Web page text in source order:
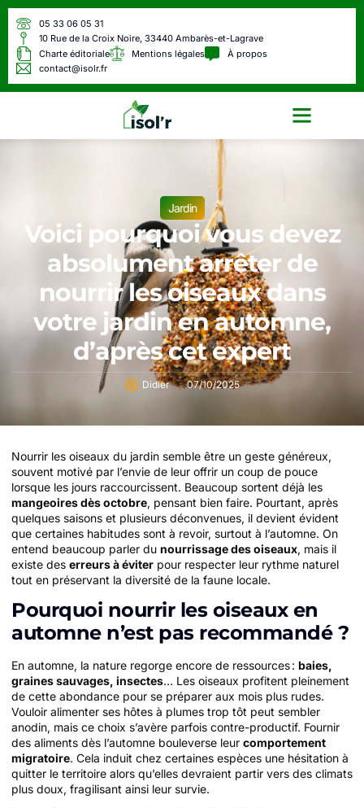
05 33 06 05 31
10 Rue de la Croix Noire, 33440 Ambarès-et-Lagrave
Charte éditoriale
Mentions légales
À propos
contact@isolr.fr
Jardin
Voici pourquoi vous devez
absolument arrêter de
nourrir les oiseaux dans
votre jardin en automne,
d’après cet expert
Didier 07/10/2025
Nourrir les oiseaux du jardin semble être un geste généreux,
souvent motivé par l’envie de leur offrir un coup de pouce
lorsque les jours raccourcissent. Beaucoup sortent déjà les
mangeoires dès octobre, pensant bien faire. Pourtant, après
quelques saisons et plusieurs déconvenues, il devient évident
que certaines habitudes sont à revoir, surtout à l’automne. On
entend beaucoup parler du nourrissage des oiseaux, mais il
existe des erreurs à éviter pour respecter leur rythme naturel
tout en préservant la diversité de la faune locale.
Pourquoi nourrir les oiseaux en
automne n’est pas recommandé ?
En automne, la nature regorge encore de ressources : baies,
graines sauvages, insectes… Les oiseaux profitent pleinement
de cette abondance pour se préparer aux mois plus rudes.
Vouloir alimenter ses hôtes à plumes trop tôt peut sembler
anodin, mais ce choix s’avère parfois contre-productif. Fournir
des aliments dès l’automne bouleverse leur comportement
migratoire. Cela induit chez certaines espèces une hésitation à
quitter le territoire alors qu’elles devraient partir vers des climats
plus doux, fragilisant ainsi leur survie.